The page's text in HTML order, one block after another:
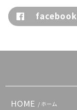
facebook
HOME / ホーム